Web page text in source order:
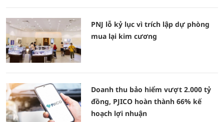
PNJ lỗ kỷ lục vì trích lập dự phòng
mua lại kim cương
Doanh thu bảo hiểm vượt 2.000 tỷ
đồng, PJICO hoàn thành 66% kế
hoạch lợi nhuận